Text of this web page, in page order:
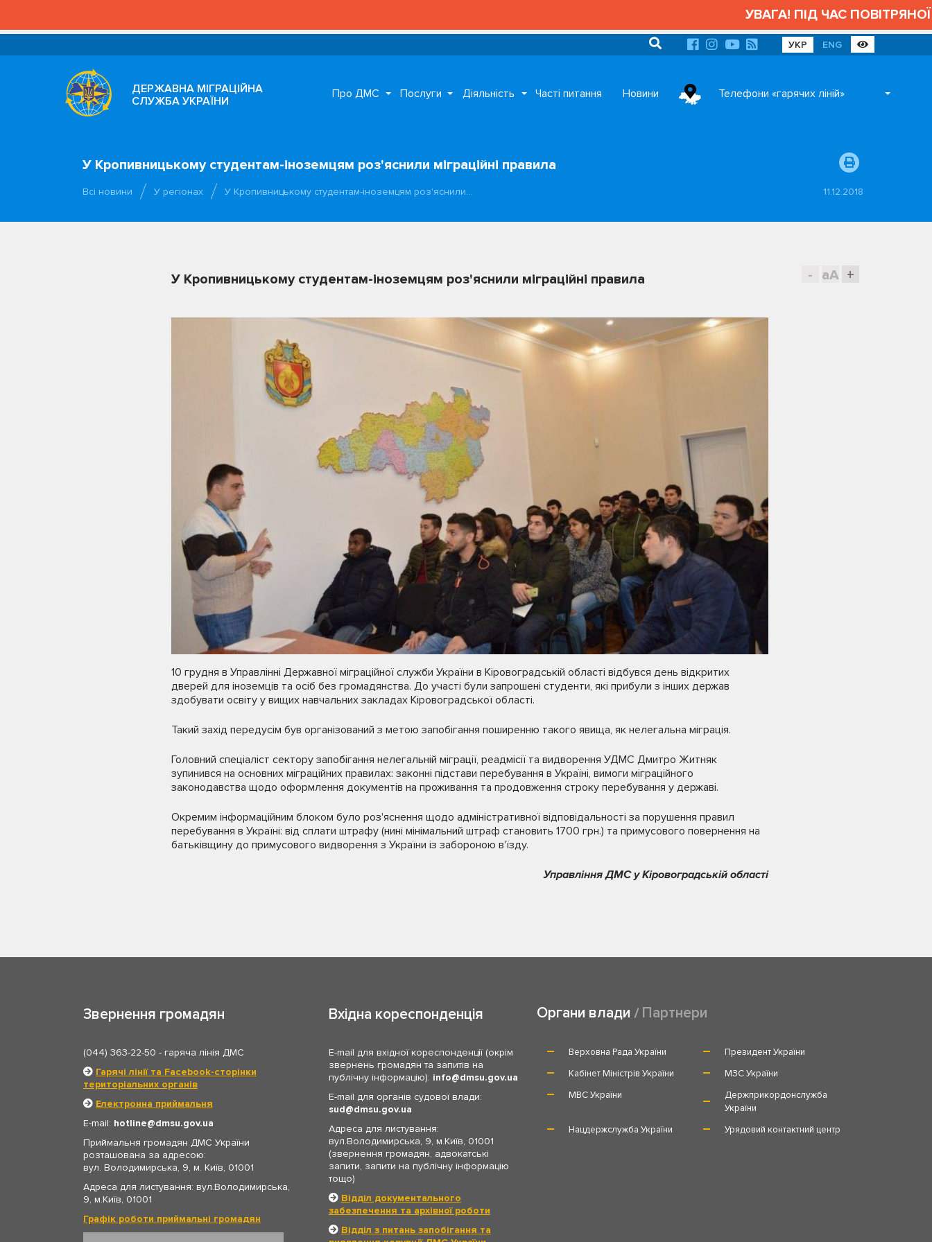
УВАГА! ПІД ЧАС ПОВІТРЯНОЇ
УКР ENG
ДЕРЖАВНА МІГРАЦІЙНА
СЛУЖБА УКРАЇНИ
Про ДМС Послуги Діяльність Часті питання Новини Телефони «гарячих ліній»
У Кропивницькому студентам-іноземцям роз'яснили міграційні правила
Всі новини У регіонах У Кропивницькому студентам-іноземцям роз'яснили… 11.12.2018
- aA +
У Кропивницькому студентам-іноземцям роз'яснили міграційні правила
10 грудня в Управлінні Державної міграційної служби України в Кіровоградській області відбувся день відкритих
дверей для іноземців та осіб без громадянства. До участі були запрошені студенти, які прибули з інших держав
здобувати освіту у вищих навчальних закладах Кіровоградської області.
Такий захід передусім був організований з метою запобігання поширенню такого явища, як нелегальна міграція.
Головний спеціаліст сектору запобігання нелегальній міграції, реадмісії та видворення УДМС Дмитро Житняк
зупинився на основних міграційних правилах: законні підстави перебування в Україні, вимоги міграційного
законодавства щодо оформлення документів на проживання та продовження строку перебування у державі.
Окремим інформаційним блоком було роз'яснення щодо адміністративної відповідальності за порушення правил
перебування в Україні: від сплати штрафу (нині мінімальний штраф становить 1700 грн.) та примусового повернення на
батьківщину до примусового видворення з України із забороною в'їзду.
Управління ДМС у Кіровоградській області
Звернення громадян
(044) 363-22-50 - гаряча лінія ДМС
Гарячі лінії та Facebook-сторінки
територіальних органів
Електронна приймальня
E-mail: hotline
dmsu.gov.ua
Приймальня громадян ДМС України
розташована за адресою:
вул. Володимирська, 9, м. Київ, 01001
Адреса для листування: вул.Володимирська,
9, м.Київ, 01001
Графік роботи приймальні громадян
Вхідна кореспонденція
E-mail для вхідної кореспонденції (окрім
звернень громадян та запитів на
публічну інформацію): info
dmsu.gov.ua
E-mail для органів судової влади:
sud
dmsu.gov.ua
Адреса для листування:
вул.Володимирська, 9, м.Київ, 01001
(звернення громадян, адвокатські
запити, запити на публічну інформацію
тощо)
Відділ документального
забезпечення та архівної роботи
Відділ з питань запобігання та
Органи влади Партнери
Верховна Рада України
Президент України
Кабінет Міністрів України
МЗС України
МВС України
Держприкордонслужба
України
Нацдержслужба України
Урядовий контактний центр